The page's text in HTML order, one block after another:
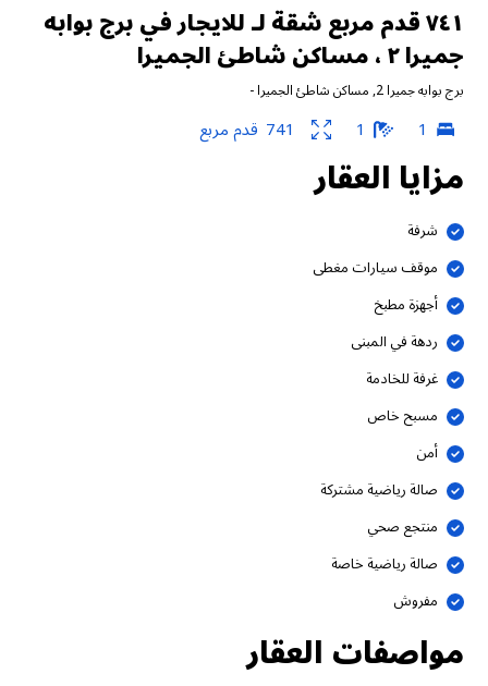
٧٤١ قدم مربع شقة لـ للايجار في برج بوابه
جميرا ٢ ، مساكن شاطئ الجميرا
برج بوابه جميرا 2 ,مساكن شاطئ الجميرا-
1
1
741 قدم مربع
مزايا العقار
شرفة
موقف سيارات مغطى
أجهزة مطبخ
ردهة في المبنى
غرفة للخادمة
مسبح خاص
أمن
صالة رياضية مشتركة
منتجع صحي
صالة رياضية خاصة
مفروش
مواصفات العقار